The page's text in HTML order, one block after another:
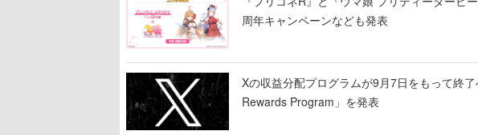
周年キャンペーンなども発表
Xの収益分配プログラムが9月7日をもって終
Rewards Program」を発表